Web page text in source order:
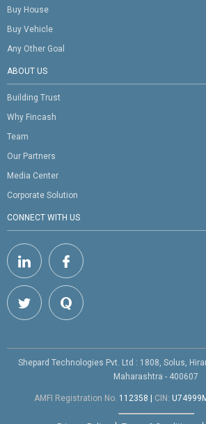
Buy House
Buy Vehicle
Any Other Goal
ABOUT US
Building Trust
Why Fincash
Team
Our Partners
Media Center
Corporate Solution
CONNECT WITH US
Shepard Technologies Pvt. Ltd : 1808, Solus,
Maharashtra - 400607
AMFI Registration No. 112358 | CIN: